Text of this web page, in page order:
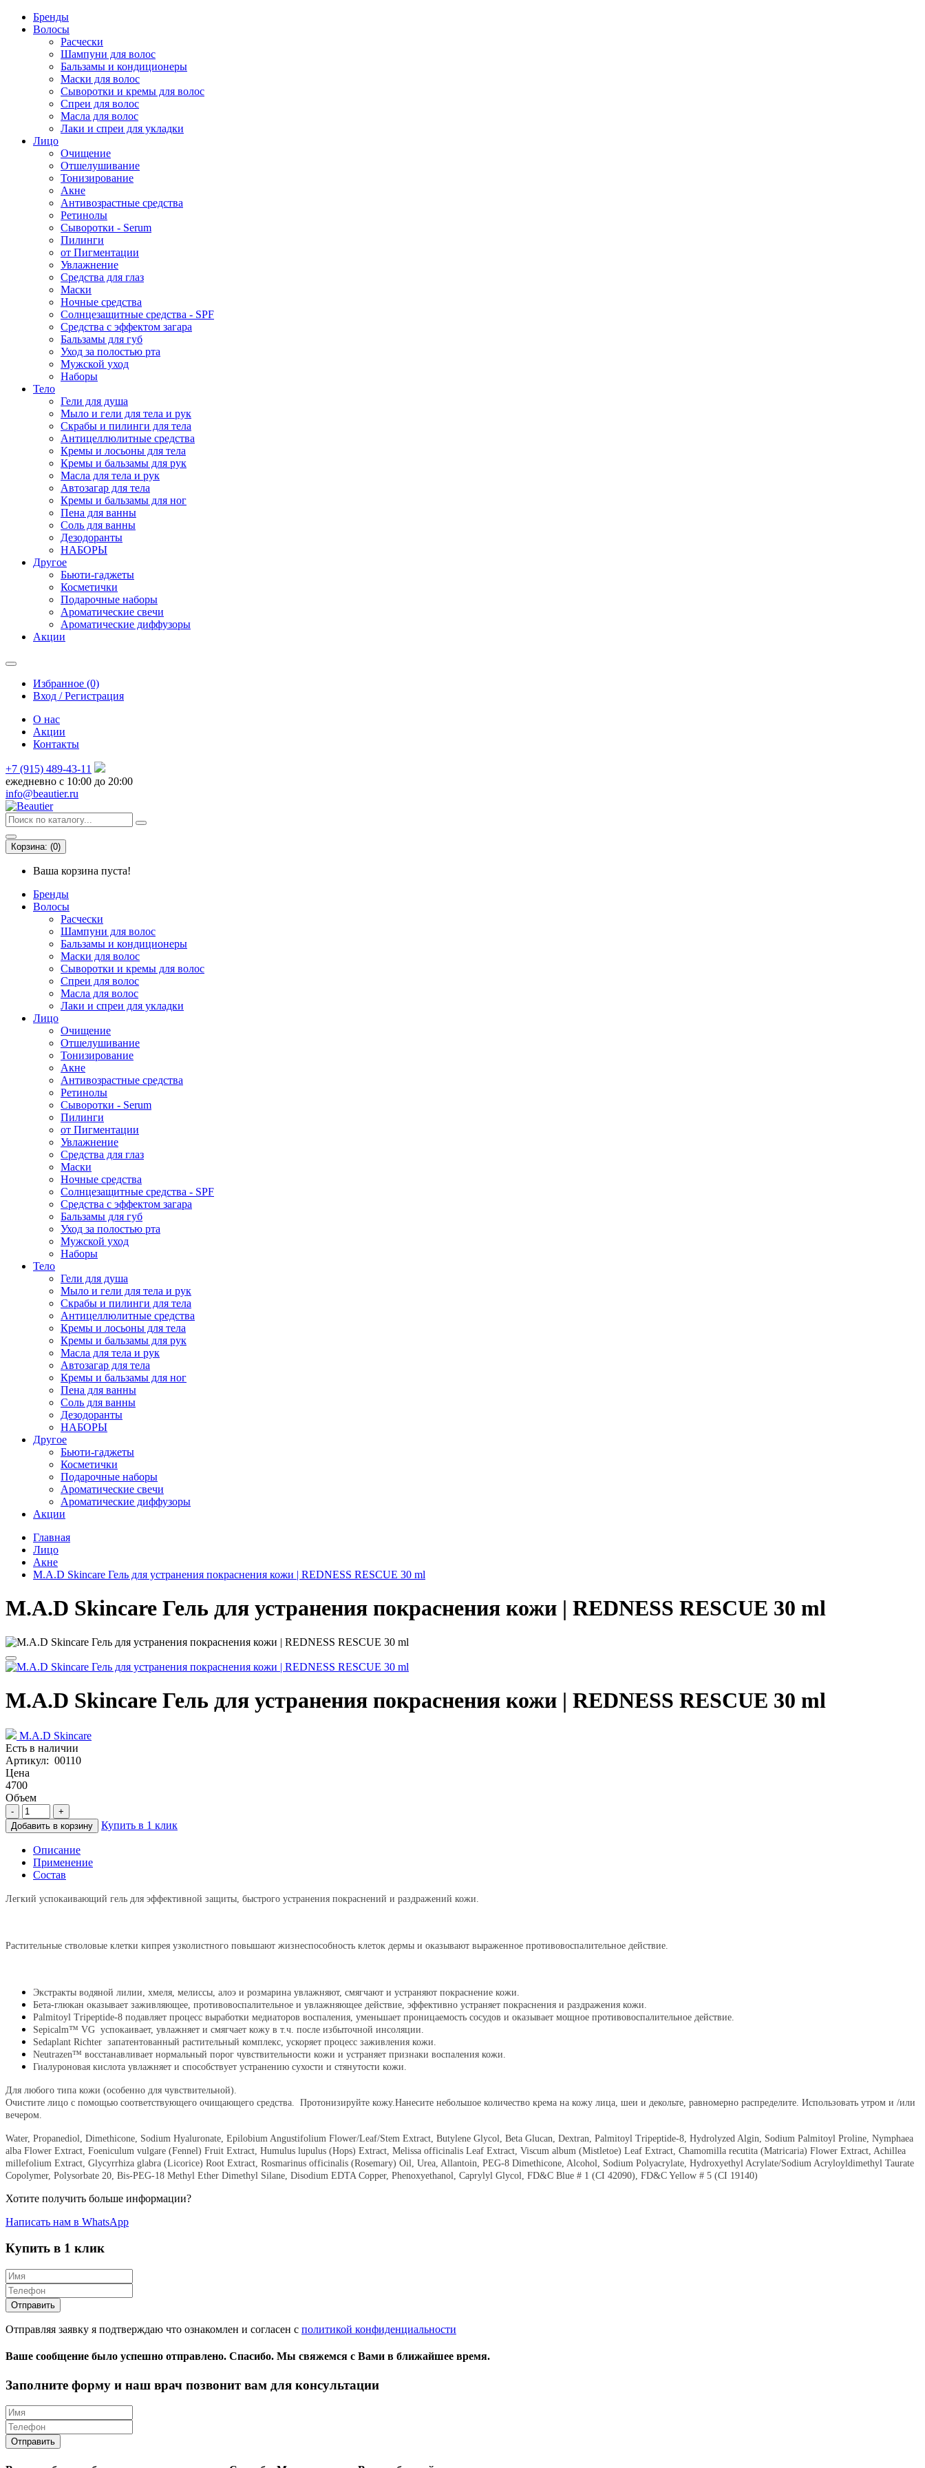
Бренды
Волосы
Расчески
Шампуни для волос
Бальзамы и кондиционеры
Маски для волос
Сыворотки и кремы для волос
Спреи для волос
Масла для волос
Лаки и спреи для укладки
Лицо
Очищение
Отшелушивание
Тонизирование
Акне
Антивозрастные средства
Ретинолы
Сыворотки - Serum
Пилинги
от Пигментации
Увлажнение
Средства для глаз
Маски
Ночные средства
Солнцезащитные средства - SPF
Средства c эффектом загара
Бальзамы для губ
Уход за полостью рта
Мужской уход
Наборы
Тело
Гели для душа
Мыло и гели для тела и рук
Скрабы и пилинги для тела
Антицеллюлитные средства
Кремы и лосьоны для тела
Кремы и бальзамы для рук
Масла для тела и рук
Автозагар для тела
Кремы и бальзамы для ног
Пена для ванны
Соль для ванны
Дезодоранты
НАБОРЫ
Другое
Бьюти-гаджеты
Косметички
Подарочные наборы
Ароматические свечи
Ароматические диффузоры
Акции
Избранное (0)
Вход / Регистрация
О нас
Акции
Контакты
+7 (915) 489-43-11
ежедневно с 10:00 до 20:00
info@beautier.ru
Корзина: (0)
Ваша корзина пуста!
Бренды
Волосы
Расчески
Шампуни для волос
Бальзамы и кондиционеры
Маски для волос
Сыворотки и кремы для волос
Спреи для волос
Масла для волос
Лаки и спреи для укладки
Лицо
Очищение
Отшелушивание
Тонизирование
Акне
Антивозрастные средства
Ретинолы
Сыворотки - Serum
Пилинги
от Пигментации
Увлажнение
Средства для глаз
Маски
Ночные средства
Солнцезащитные средства - SPF
Средства c эффектом загара
Бальзамы для губ
Уход за полостью рта
Мужской уход
Наборы
Тело
Гели для душа
Мыло и гели для тела и рук
Скрабы и пилинги для тела
Антицеллюлитные средства
Кремы и лосьоны для тела
Кремы и бальзамы для рук
Масла для тела и рук
Автозагар для тела
Кремы и бальзамы для ног
Пена для ванны
Соль для ванны
Дезодоранты
НАБОРЫ
Другое
Бьюти-гаджеты
Косметички
Подарочные наборы
Ароматические свечи
Ароматические диффузоры
Акции
Главная
Лицо
Акне
M.A.D Skincare Гель для устранения покраснения кожи | REDNESS RESCUE 30 ml
M.A.D Skincare Гель для устранения покраснения кожи | REDNESS RESCUE 30 ml
M.A.D Skincare Гель для устранения покраснения кожи | REDNESS RESCUE 30 ml
M.A.D Skincare
Есть в наличии
Артикул: 00110
Цена
4700
Объем
-
+
Добавить в корзину
Купить в 1 клик
Описание
Применение
Состав
Легкий успокаивающий гель для эффективной защиты, быстрого устранения покраснений и раздражений кожи.
Растительные стволовые клетки кипрея узколистного повышают жизнеспособность клеток дермы и оказывают выраженное противовоспалительное действие.
Экстракты водяной лилии, хмеля, мелиссы, алоэ и розмарина увлажняют, смягчают и устраняют покраснение кожи.
Бета-глюкан оказывает заживляющее, противовоспалительное и увлажняющее действие, эффективно устраняет покраснения и раздражения кожи.
Palmitoyl Tripeptide-8 подавляет процесс выработки медиаторов воспаления, уменьшает проницаемость сосудов и оказывает мощное противовоспалительное действие.
Sepicalm™ VG успокаивает, увлажняет и смягчает кожу в т.ч. после избыточной инсоляции.
Sedaplant Richter запатентованный растительный комплекс, ускоряет процесс заживления кожи.
Neutrazen™ восстанавливает нормальный порог чувствительности кожи и устраняет признаки воспаления кожи.
Гиалуроновая кислота увлажняет и способствует устранению сухости и стянутости кожи.
Для любого типа кожи (особенно для чувствительной).
Очистите лицо с помощью соответствующего очищающего средства. Протонизируйте кожу.Нанесите небольшое количество крема на кожу лица, шеи и декольте, равномерно распределите. Использовать утром и /или
вечером.
Water, Propanediol, Dimethicone, Sodium Hyaluronate, Epilobium Angustifolium Flower/Leaf/Stem Extract, Butylene Glycol, Beta Glucan, Dextran, Palmitoyl Tripeptide-8, Hydrolyzed Algin, Sodium Palmitoyl Proline, Nymphaea
alba Flower Extract, Foeniculum vulgare (Fennel) Fruit Extract, Humulus lupulus (Hops) Extract, Melissa officinalis Leaf Extract, Viscum album (Mistletoe) Leaf Extract, Chamomilla recutita (Matricaria) Flower Extract, Achillea
millefolium Extract, Glycyrrhiza glabra (Licorice) Root Extract, Rosmarinus officinalis (Rosemary) Oil, Urea, Allantoin, PEG-8 Dimethicone, Alcohol, Sodium Polyacrylate, Hydroxyethyl Acrylate/Sodium Acryloyldimethyl Taurate
Copolymer, Polysorbate 20, Bis-PEG-18 Methyl Ether Dimethyl Silane, Disodium EDTA Copper, Phenoxyethanol, Caprylyl Glycol, FD&C Blue # 1 (CI 42090), FD&C Yellow # 5 (CI 19140)
Хотите получить больше информации?
Написать нам в WhatsApp
Купить в 1 клик
Отправляя заявку я подтверждаю что ознакомлен и согласен с политикой конфиденциальности
Ваше сообщение было успешно отправлено. Спасибо. Mы свяжемся с Вами в ближайшее время.
Заполните форму и наш врач позвонит вам для консультации